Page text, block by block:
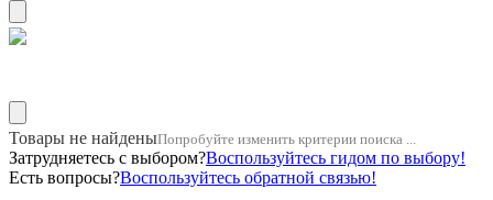
Товары не найденыПопробуйте изменить критерии поиска ...
Затрудняетесь с выбором?Воспользуйтесь гидом по выбору!
Есть вопросы?Воспользуйтесь обратной связью!